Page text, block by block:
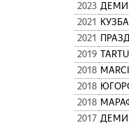
2023
2021
2021
2019
2018
2018
2018
2017